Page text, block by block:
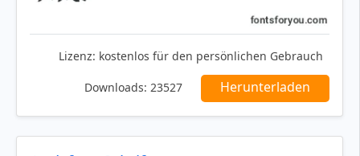
Lizenz: kostenlos für den persönlichen Gebrauch
Downloads: 23527 Herunterladen